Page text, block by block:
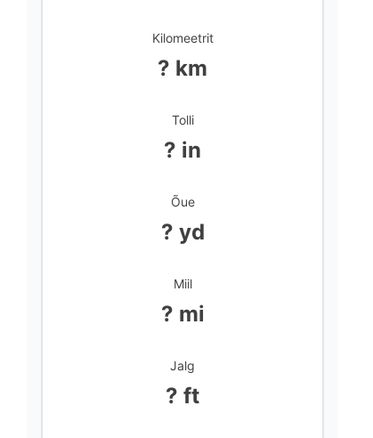
Kilomeetrit
? km
Tolli
? in
Õue
? yd
Miil
? mi
Jalg
? ft